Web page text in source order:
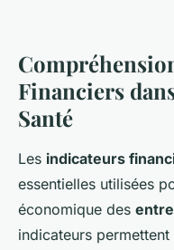
Financiers
Santé
Les indicateurs
essentielles utilisées
économique des
indicateurs